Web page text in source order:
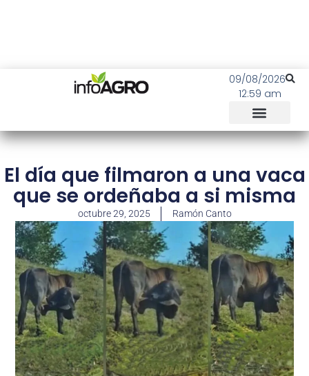
09/08/2026
12:59 am
El día que filmaron a una vaca
que se ordeñaba a si misma
octubre 29, 2025 Ramón Canto